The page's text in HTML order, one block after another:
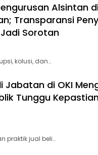
Alsintan
Transparansi
Sorotan
kolusi, dan…
Jabatan di OKI
Tunggu
praktik jual beli…